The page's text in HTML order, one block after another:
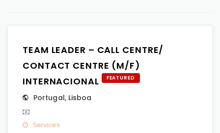
TEAM LEADER – CALL CENTRE/
CONTACT CENTRE (M/F)
INTERNACIONAL
FEATURED
Portugal, Lisboa
Services